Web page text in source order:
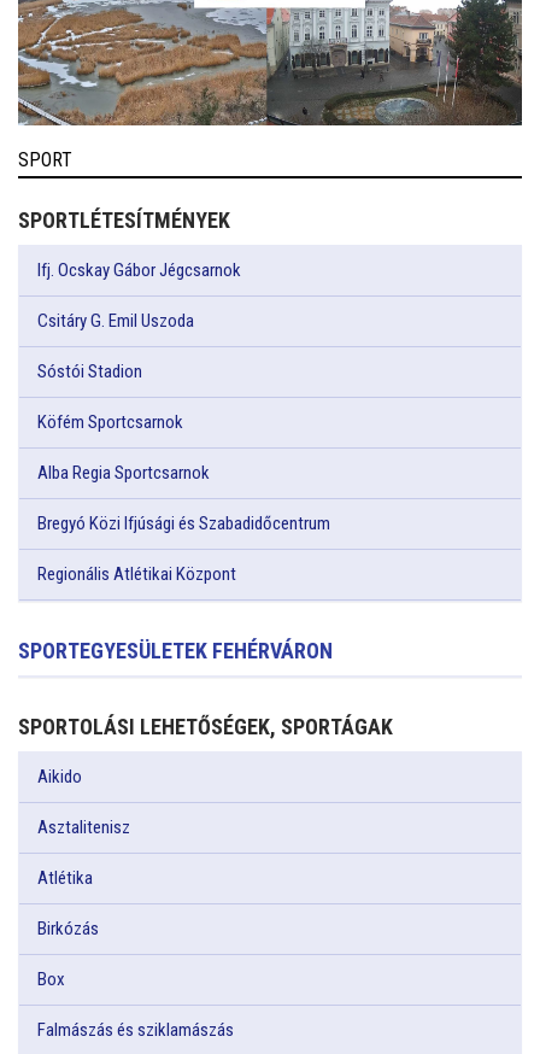
SPORT
SPORTLÉTESÍTMÉNYEK
Ifj. Ocskay Gábor Jégcsarnok
Csitáry G. Emil Uszoda
Sóstói Stadion
Köfém Sportcsarnok
Alba Regia Sportcsarnok
Bregyó Közi Ifjúsági és Szabadidőcentrum
Regionális Atlétikai Központ
SPORTEGYESÜLETEK FEHÉRVÁRON
SPORTOLÁSI LEHETŐSÉGEK, SPORTÁGAK
Aikido
Asztalitenisz
Atlétika
Birkózás
Box
Falmászás és sziklamászás